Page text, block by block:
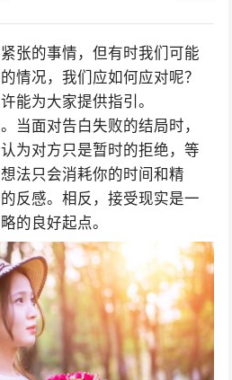
张的事情，但有时我们可能
情况，我们应如何应对呢？
能为大家提供指引。
当面对告白失败的结局时，
为对方只是暂时的拒绝，等
法只会消耗你的时间和精
反感。相反，接受现实是一
的良好起点。